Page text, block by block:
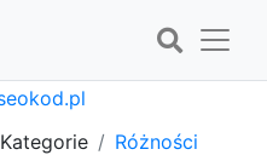
Kategorie
Różności